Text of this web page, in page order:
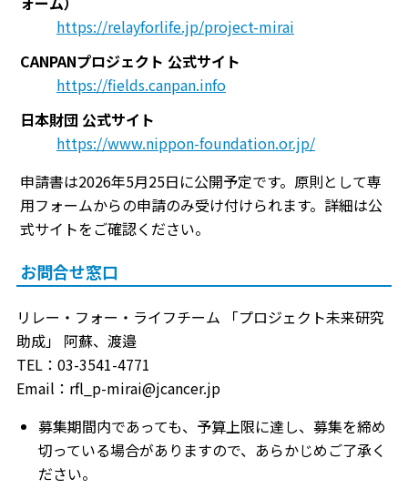
https://relayforlife.jp/project-mirai
CANPANプロジェクト 公式サイト
https://fields.canpan.info
日本財団 公式サイト
https://www.nippon-foundation.or.jp/
申請書は2026年5月25日に公開予定です。原則として専
用フォームからの申請のみ受け付けられます。詳細は公
式サイトをご確認ください。
お問合せ窓口
リレー・フォー・ライフチーム 「プロジェクト未来研究
助成」 阿蘇、渡邉
TEL：03-3541-4771
Email：rfl_p-mirai@jcancer.jp
募集期間内であっても、予算上限に達し、募集を締め
切っている場合がありますので、あらかじめご了承く
ださい。